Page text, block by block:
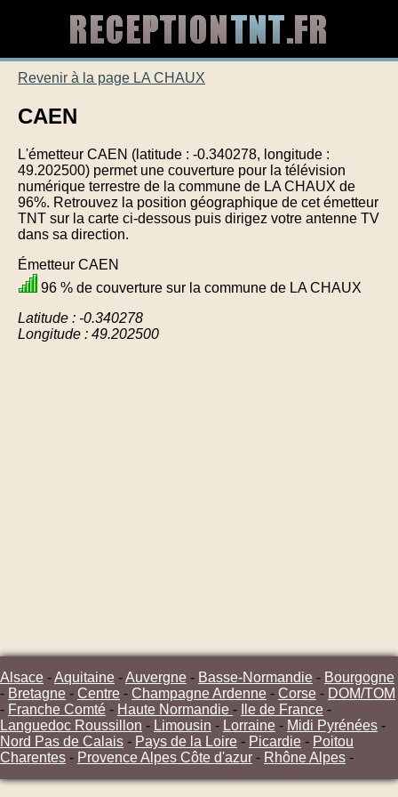
Revenir à la page LA CHAUX
CAEN
L'émetteur CAEN (latitude : -0.340278, longitude :
49.202500) permet une couverture pour la télévision
numérique terrestre de la commune de LA CHAUX de
96%. Retrouvez la position géographique de cet émetteur
TNT sur la carte ci-dessous puis dirigez votre antenne TV
dans sa direction.
Émetteur CAEN
96 % de couverture sur la commune de LA CHAUX
Latitude : -0.340278
Longitude : 49.202500
Alsace -Aquitaine -Auvergne - Basse-Normandie - Bourgogne
- Bretagne - Centre - Champagne Ardenne - Corse - DOM/TOM
- Franche Comté - Haute Normandie - Ile de France -
Languedoc Roussillon - Limousin - Lorraine - Midi Pyrénées -
Nord Pas de Calais - Pays de la Loire - Picardie - Poitou
Charentes - Provence Alpes Côte d'azur - Rhône Alpes -